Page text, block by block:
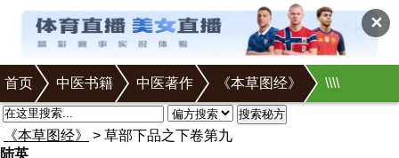
✕
首页 \
中医书籍 \
中医著作 \
《本草图经》 \
搜索秘方
《本草图经》
> 草部下品之下卷第九
陆英